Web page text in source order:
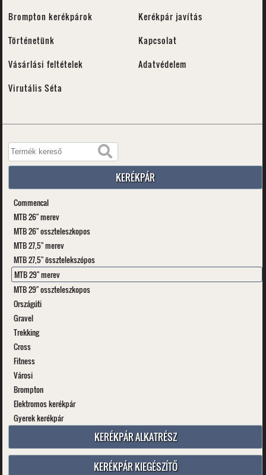
Brompton kerékpárok
Kerékpár javítás
Történetünk
Kapcsolat
Vásárlási feltételek
Adatvédelem
Virutális Séta
KERÉKPÁR
Commencal
MTB 26" merev
MTB 26" osszteleszkopos
MTB 27,5" merev
MTB 27,5" össztelekszópos
MTB 29" merev
MTB 29" osszteleszkopos
Országúti
Gravel
Trekking
Cross
Fitness
Városi
Brompton
Elektromos kerékpár
Gyerek kerékpár
KERÉKPÁR ALKATRÉSZ
KERÉKPÁR KIEGÉSZÍTŐ